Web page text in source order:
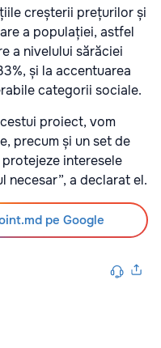
creșterii prețurilor și
a populației, astfel
a nivelului sărăciei
și la accentuarea
categorii sociale.
proiect, vom
precum și un set de
interesele
necesar”, a declarat el.
pe Google